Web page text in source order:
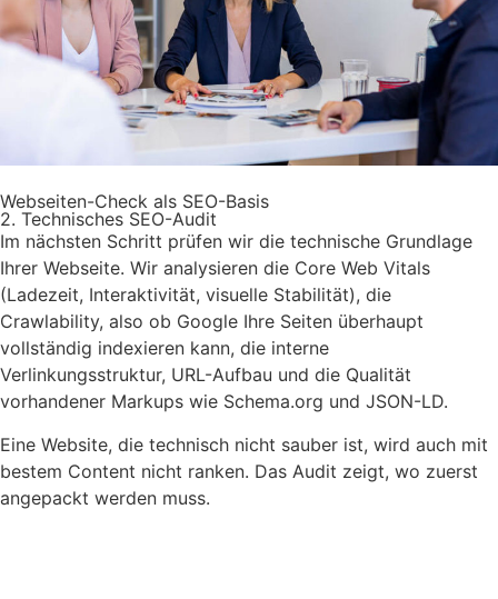
Webseiten-Check als SEO-Basis
2. Technisches SEO-Audit
Im nächsten Schritt prüfen wir die technische Grundlage
Ihrer Webseite. Wir analysieren die Core Web Vitals
(Ladezeit, Interaktivität, visuelle Stabilität), die
Crawlability, also ob Google Ihre Seiten überhaupt
vollständig indexieren kann, die interne
Verlinkungsstruktur, URL-Aufbau und die Qualität
vorhandener Markups wie Schema.org und JSON-LD.
Eine Website, die technisch nicht sauber ist, wird auch mit
bestem Content nicht ranken. Das Audit zeigt, wo zuerst
angepackt werden muss.